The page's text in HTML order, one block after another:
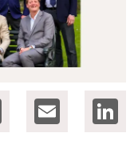
WhatsApp Email